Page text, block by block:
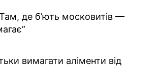
де б’ють московитів —
вимагати аліменти від